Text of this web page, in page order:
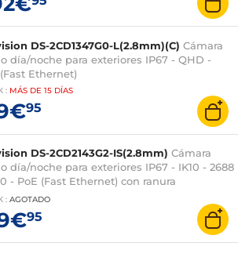
DS-2CD1347G0-L(2.8mm)(C) Cámara
día/noche para exteriores IP67 - QHD -
Ethernet)
: MÁS DE 15 DÍAS
95
DS-2CD2143G2-IS(2.8mm) Cámara
día/noche para exteriores IP67 - IK10 - 2688
- PoE (Fast Ethernet) con ranura
SDHC/SDXC
: AGOTADO
95